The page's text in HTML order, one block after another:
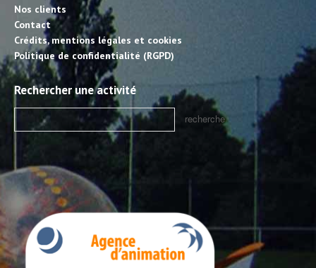
Nos clients
Contact
Crédits, mentions légales et cookies
Politique de confidentialité (RGPD)
Rechercher une activité